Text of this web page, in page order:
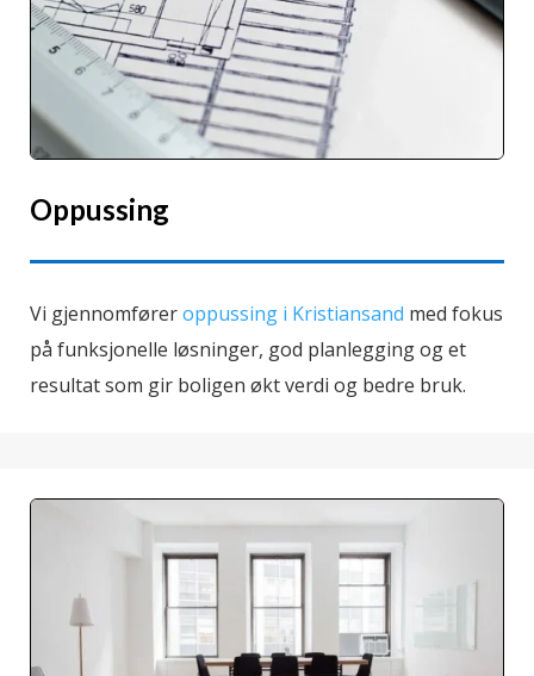
Oppussing
Vi gjennomføreroppussing i Kristiansand med fokus
på funksjonelle løsninger, god planlegging og et
resultat som gir boligen økt verdi og bedre bruk.